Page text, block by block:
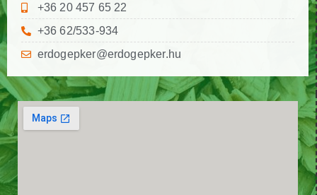
+36 20 457 65 22
+36 62/533-934
erdogepker@erdogepker.hu